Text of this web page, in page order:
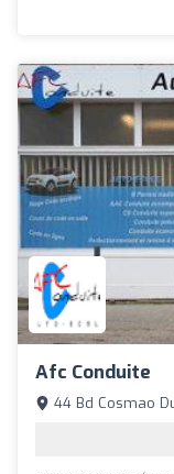
Afc Conduite
44 Bd Cosmao